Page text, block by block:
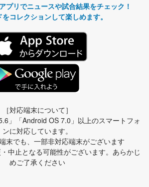
プリでニュースや試合結果をチェック！
コレクションして楽しめます。
［対応端末について］
」「Android OS 7.0」以上のスマートフォ
ンに対応しています。
末でも、一部非対応端末がございます
中止となる可能性がございます。あらかじ
めご了承ください